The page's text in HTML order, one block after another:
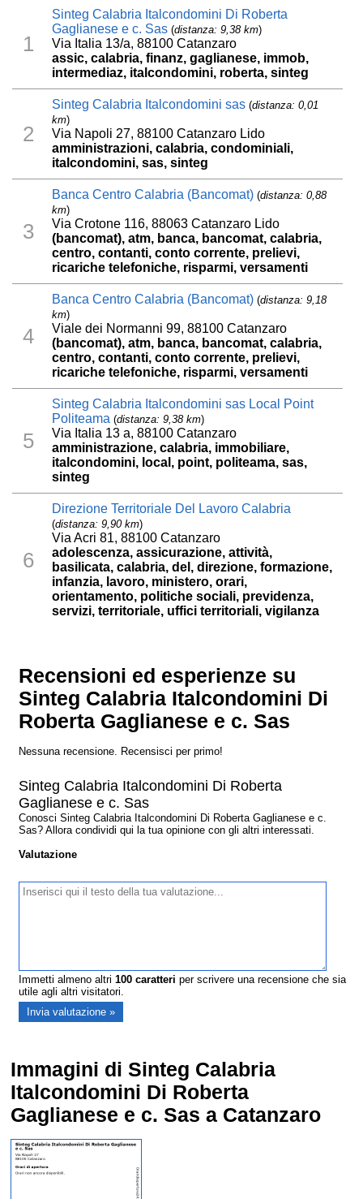
1
Sinteg Calabria Italcondomini Di Roberta
Gaglianese e c. Sas (distanza: 9,38 km)
Via Italia 13/a, 88100 Catanzaro
assic, calabria, finanz, gaglianese, immob,
intermediaz, italcondomini, roberta, sinteg
2
Sinteg Calabria Italcondomini sas (distanza: 0,01
km)
Via Napoli 27, 88100 Catanzaro Lido
amministrazioni, calabria, condominiali,
italcondomini, sas, sinteg
3
Banca Centro Calabria (Bancomat) (distanza: 0,88
km)
Via Crotone 116, 88063 Catanzaro Lido
(bancomat), atm, banca, bancomat, calabria,
centro, contanti, conto corrente, prelievi,
ricariche telefoniche, risparmi, versamenti
4
Banca Centro Calabria (Bancomat) (distanza: 9,18
km)
Viale dei Normanni 99, 88100 Catanzaro
(bancomat), atm, banca, bancomat, calabria,
centro, contanti, conto corrente, prelievi,
ricariche telefoniche, risparmi, versamenti
5
Sinteg Calabria Italcondomini sas Local Point
Politeama (distanza: 9,38 km)
Via Italia 13 a, 88100 Catanzaro
amministrazione, calabria, immobiliare,
italcondomini, local, point, politeama, sas,
sinteg
6
Direzione Territoriale Del Lavoro Calabria
(distanza: 9,90 km)
Via Acri 81, 88100 Catanzaro
adolescenza, assicurazione, attività,
basilicata, calabria, del, direzione, formazione,
infanzia, lavoro, ministero, orari,
orientamento, politiche sociali, previdenza,
servizi, territoriale, uffici territoriali, vigilanza
Recensioni ed esperienze su
Sinteg Calabria Italcondomini Di
Roberta Gaglianese e c. Sas
Nessuna recensione. Recensisci per primo!
Sinteg Calabria Italcondomini Di Roberta
Gaglianese e c. Sas
Conosci Sinteg Calabria Italcondomini Di Roberta Gaglianese e c.
Sas? Allora condividi qui la tua opinione con gli altri interessati.
Valutazione
Immetti almeno altri100 caratteri per scrivere una recensione che sia
utile agli altri visitatori.
Immagini di Sinteg Calabria
Italcondomini Di Roberta
Gaglianese e c. Sas a Catanzaro